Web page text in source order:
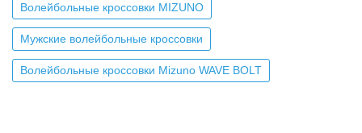
Волейбольные кроссовки MIZUNO
Мужские волейбольные кроссовки
Волейбольные кроссовки Mizuno WAVE BOLT